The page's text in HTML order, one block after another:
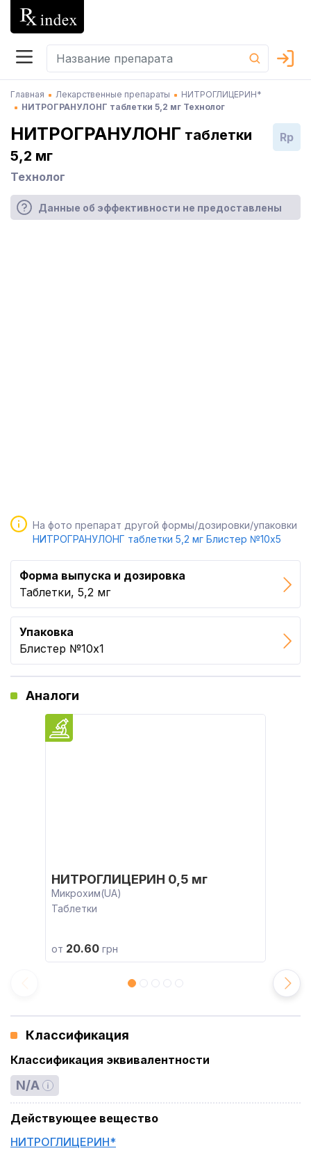
Главная Лекарственные препараты
НИТРОГЛИЦЕРИН*
НИТРОГРАНУЛОНГ таблетки 5,2 мг Технолог
НИТРОГРАНУЛОНГ таблетки
5,2 мг
Технолог
Rp
Данные об эффективности не предоставлены
На фото препарат другой формы/дозировки/упаковки
НИТРОГРАНУЛОНГ таблетки 5,2 мг Блистер №10x5
Форма выпуска и дозировка
Таблетки, 5,2 мг
Упаковка
Блистер №10x1
Аналоги
НИТРОГЛИЦЕРИН 0,5 мг
Микрохим(UA)
Таблетки
от 20.60 грн
Классификация
Классификация эквивалентности
N/A
Действующее вещество
НИТРОГЛИЦЕРИН*